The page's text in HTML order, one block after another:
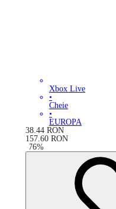
Xbox Live
•
Cheie
•
EUROPA
38.44 RON
157.60 RON
-76%